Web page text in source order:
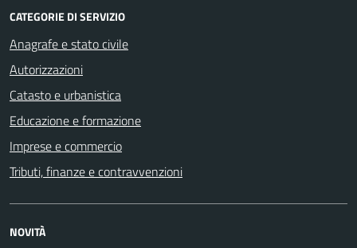
CATEGORIE DI SERVIZIO
Anagrafe e stato civile
Autorizzazioni
Catasto e urbanistica
Educazione e formazione
Imprese e commercio
Tributi, finanze e contravvenzioni
NOVITÀ